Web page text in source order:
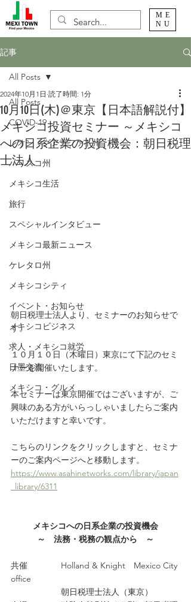
ME
NU
記事
All Posts
COVID-19
レオン・グアナファト州
ハリスコ州
メキシコ生活
旅行
スペシャルインタビュー
メキシコ最新ニュース
ケレタロ州
メキシコシティ
イベント・お知らせ
メキシコビジネス
求人・メキシコ就労
日墨交流
メキシコ・グルメ
All Posts
10月10日(木)＠東京【日本語解説付】
メキシコ投資セミナー ～メキシコ
への日系企業の投資機会：朝日税理
士法人
2024年10月1日 読了時間: 1分
朝日税理士法人より、セミナーのお知らせで
す。
１０月１０日（木曜日）東京にて下記のセミ
ナーを開催いたします。
本セミナーは東京開催ではございますが、ご
興味のある方がいらっしゃいましたらご案内
いただけますと幸いです。
こちらのリンクをクリックしますと、セミナ
ーのご案内ページへと移動します。
https://www.asahinetworks.com/library/japan
_library/6311
メキシコへの日系企業の投資機会
～　法務・税務の観点から　～
共催　　　　Holland & Knight　Mexico City
office
朝日税理士法人（東京）